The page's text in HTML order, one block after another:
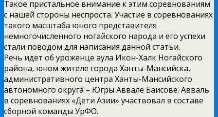
Такое пристальное внимание к этим соревнованиям
с нашей стороны неспроста. Участие в соревнованиях
такого масштаба юного представителя
немногочисленного ногайского народа и его успехи
стали поводом для написания данной статьи.
Речь идет об уроженце аула Икон-Халк Ногайского
района, юном жителе города Ханты-Мансийска,
административного центра Ханты-Мансийского
автономного округа – Югры Аввале Баисове. Авваль
в соревнованиях «Дети Азии» участвовал в составе
сборной команды УрФО.